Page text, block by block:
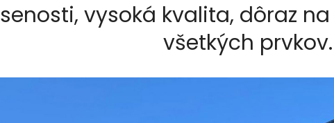
vysoká kvalita, dôraz
všetkých prvkov.